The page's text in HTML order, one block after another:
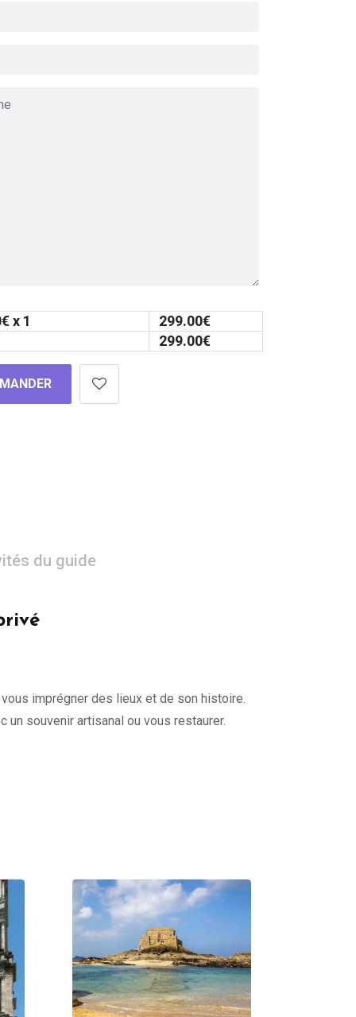
€ x 1 299.00€
299.00€
du guide
imprégner des lieux et de son histoire.
souvenir artisanal ou vous restaurer.